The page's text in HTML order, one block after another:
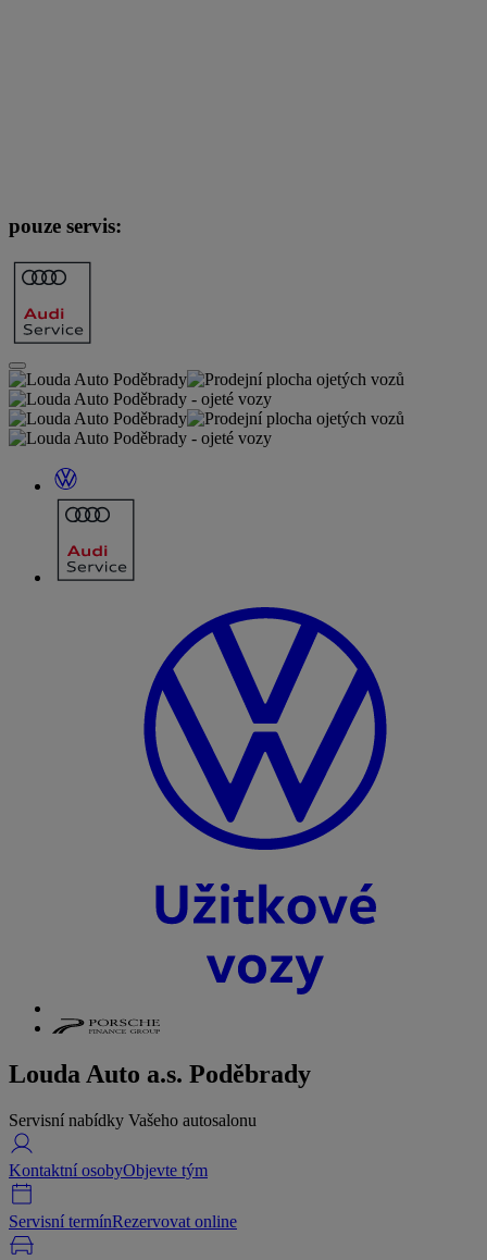
pouze servis:
Louda Auto a.s. Poděbrady
Servisní nabídky Vašeho autosalonu
Kontaktní osobyObjevte tým
Servisní termínRezervovat online